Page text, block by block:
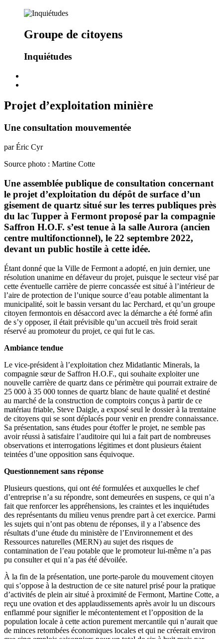
Groupe de citoyens
Inquiétudes
Projet d’exploitation minière
Une consultation mouvementée
par Éric Cyr
Source photo : Martine Cotte
Une assemblée publique de consultation concernant
le projet d’exploitation du dépôt de surface d’un
gisement de quartz situé sur les terres publiques près
du lac Tupper à Fermont proposé par la compagnie
Saffron H.O.F. s’est tenue à la salle Aurora (ancien
centre multifonctionnel), le 22 septembre 2022,
devant un public hostile à cette idée.
Étant donné que la Ville de Fermont a adopté, en juin dernier, une
résolution unanime en défaveur du projet, puisque le secteur visé par
cette éventuelle carrière de pierre concassée est situé à l’intérieur de
l’aire de protection de l’unique source d’eau potable alimentant la
municipalité, soit le bassin versant du lac Perchard, et qu’un groupe
citoyen fermontois en désaccord avec la démarche a été formé afin
de s’y opposer, il était prévisible qu’un accueil très froid serait
réservé au promoteur du projet, ce qui fut le cas.
Ambiance tendue
Le vice-président à l’exploitation chez Midatlantic Minerals, la
compagnie sœur de Saffron H.O.F., qui souhaite exploiter une
nouvelle carrière de quartz dans ce périmètre qui pourrait extraire de
25 000 à 35 000 tonnes de quartz blanc de haute qualité et destiné
au marché de la construction de comptoirs conçus à partir de ce
matériau friable, Steve Daigle, a exposé seul le dossier à la trentaine
de citoyens qui se sont déplacés pour venir en prendre connaissance.
Sa présentation, sans études pour étoffer le projet, ne semble pas
avoir réussi à satisfaire l’auditoire qui lui a fait part de nombreuses
observations et interrogations légitimes et dont plusieurs étaient
teintées d’une opposition sans équivoque.
Questionnement sans réponse
Plusieurs questions, qui ont été formulées et auxquelles le chef
d’entreprise n’a su répondre, sont demeurées en suspens, ce qui n’a
fait que renforcer les appréhensions, les craintes et les inquiétudes
des représentants du milieu venus prendre part à cet exercice. Parmi
les sujets qui n’ont pas obtenu de réponses, il y a l’absence des
résultats d’une étude du ministère de l’Environnement et des
Ressources naturelles (MERN) au sujet des risques de
contamination de l’eau potable que le promoteur lui-même n’a pas
pu consulter et qui n’a pas été dévoilée.
À la fin de la présentation, une porte-parole du mouvement citoyen
qui s’oppose à la destruction de ce site naturel prisé pour la pratique
d’activités de plein air situé à proximité de Fermont, Martine Cotte, a
reçu une ovation et des applaudissements après avoir lu un discours
enflammé pour signifier le mécontentement et l’opposition de la
population locale à cette action purement mercantile qui n’aurait que
de minces retombées économiques locales et qui ne créerait environ